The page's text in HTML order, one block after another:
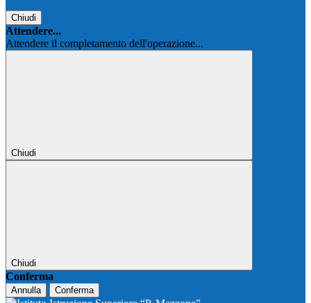
Chiudi
Attendere...
Attendere il completamento dell'operazione...
Chiudi
Chiudi
Conferma
Annulla Conferma